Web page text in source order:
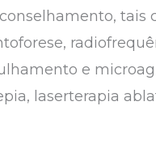
e
laserterapia